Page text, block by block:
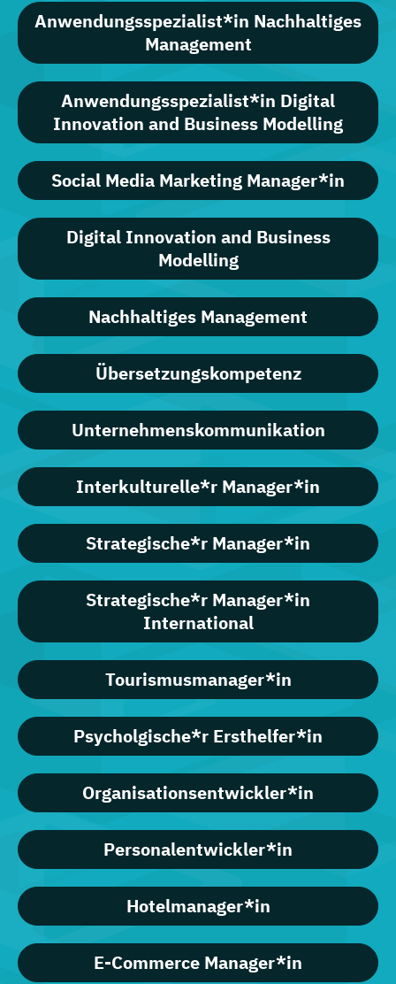
Anwendungsspezialist*in Nachhaltiges
Management
Anwendungsspezialist*in Digital
Innovation and Business Modelling
Social Media Marketing Manager*in
Digital Innovation and Business
Modelling
Nachhaltiges Management
Übersetzungskompetenz
Unternehmenskommunikation
Interkulturelle*r Manager*in
Strategische*r Manager*in
Strategische*r Manager*in
International
Tourismusmanager*in
Psycholgische*r Ersthelfer*in
Organisationsentwickler*in
Personalentwickler*in
Hotelmanager*in
E-Commerce Manager*in